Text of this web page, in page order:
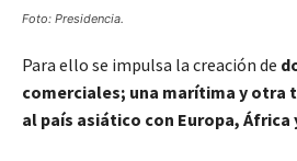
Foto: Presidencia.
Para ello se impulsa la creación de
comerciales; una marítima y otra
al país asiático con Europa, África